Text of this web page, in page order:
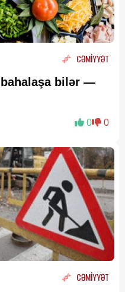
CƏMİYYƏT
bahalaşa bilər —
0 0
CƏMİYYƏT